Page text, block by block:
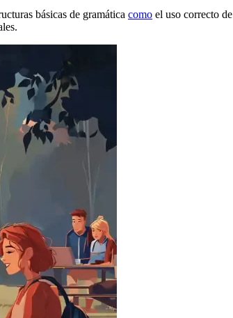
básicas de gramática como el uso correcto